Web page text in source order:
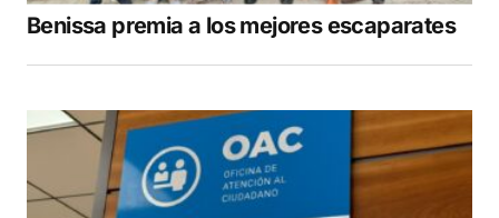
Benissa premia a los mejores escaparates